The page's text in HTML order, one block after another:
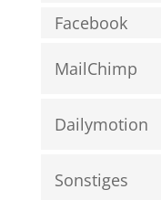
Facebook
MailChimp
Dailymotion
Sonstiges